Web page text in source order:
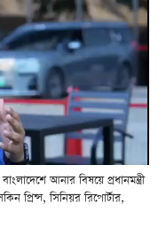
আনার বিষয়ে প্রধানমন্ত্রী
প্রিন্স, সিনিয়র রিপোর্টার,